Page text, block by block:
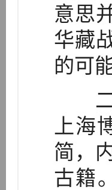
意思
华藏
的可能
二
上海
简，
古籍